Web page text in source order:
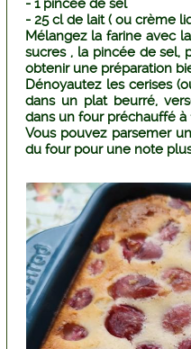
- 1 pincée de sel
- 25 cl de lait ( ou crème
Mélangez la farine avec
sucres , la pincée de sel,
obtenir une préparation
Dénoyautez les cerises
dans un plat beurré,
dans un four préchauffé à
Vous pouvez parsemer
du four pour une note